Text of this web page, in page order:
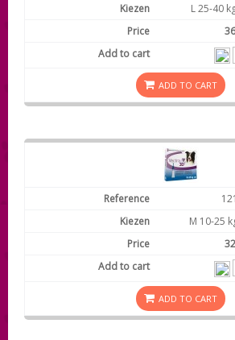
L 25-40
ADD TO CART
M 10-25
ADD TO CART